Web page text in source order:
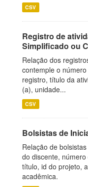
CSV
Registro de
Simplificado ou
Relação dos
contemple o
registro, título da
(a), unidade...
CSV
Bolsistas de
Relação de
do discente,
título, id do projeto,
acadêmica.